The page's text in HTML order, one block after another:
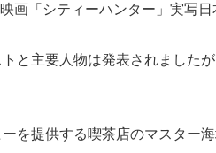
画「シティーハンター」実写日
と主要人物は発表されました
を提供する喫茶店のマスター海